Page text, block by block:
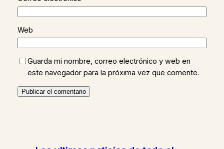
Web
Guarda mi nombre, correo electrónico y web en
este navegador para la próxima vez que comente.